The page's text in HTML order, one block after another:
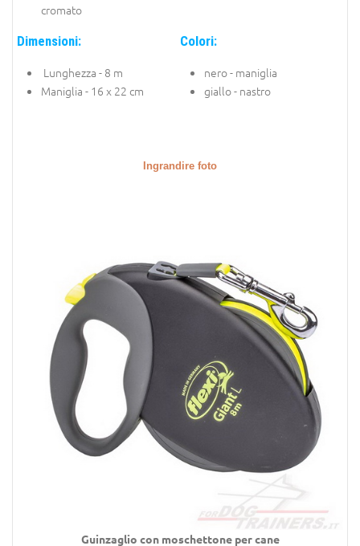
cromato
Dimensioni:
Lunghezza - 8 m
Maniglia - 16 x 22 cm
Colori:
nero - maniglia
giallo - nastro
Ingrandire foto
Guinzaglio con moschettone per cane